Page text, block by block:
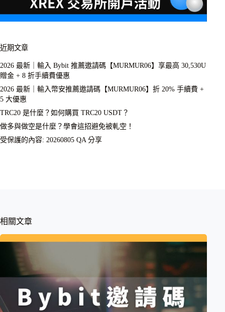
近期文章
2026 最新｜輸入 Bybit 推薦邀請碼【MURMUR06】享最高 30,530U
贈金 + 8 折手續費優惠
2026 最新｜輸入幣安推薦邀請碼【MURMUR06】折 20% 手續費 +
5 大優惠
TRC20 是什麼？如何購買 TRC20 USDT？
做多與做空是什麼？學會這招避免被軋空！
受保護的內容: 20260805 QA 分享
相關文章